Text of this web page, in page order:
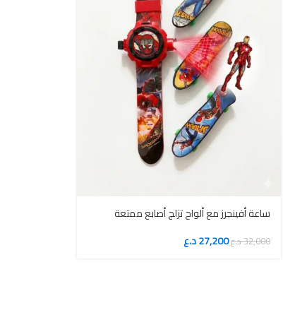
ساعة أفينجرز مع ألواح تزلج أصابع ممتعة
32,000د.ع27,200د.ع